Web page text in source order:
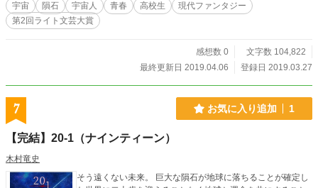
宇宙 隕石 宇宙人 青春 高校生
現代ファンタジー
第2回ライト文芸大賞
感想数 0
文字数 104,822
最終更新日 2019.04.06
登録日 2019.03.27
7 お気に入り追加 1
【完結】20-1（ナインティーン）
木村竜史
そう遠くない未来。 巨大な隕石が地球に落ちることが確定し